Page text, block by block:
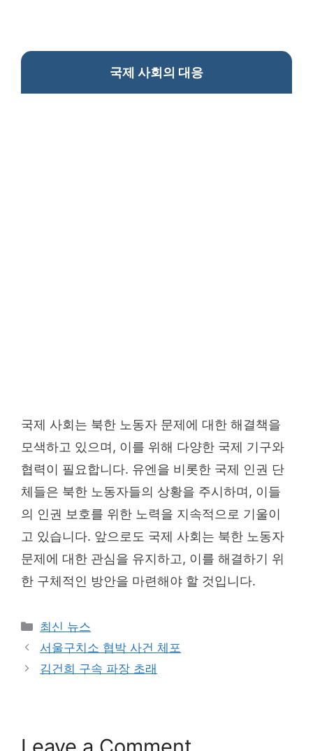
국제 사회의 대응
국제 사회는 북한 노동자 문제에 대한 해결책을
모색하고 있으며, 이를 위해 다양한 국제 기구와
협력이 필요합니다. 유엔을 비롯한 국제 인권 단
체들은 북한 노동자들의 상황을 주시하며, 이들
의 인권 보호를 위한 노력을 지속적으로 기울이
고 있습니다. 앞으로도 국제 사회는 북한 노동자
문제에 대한 관심을 유지하고, 이를 해결하기 위
한 구체적인 방안을 마련해야 할 것입니다.
Categories
최신 뉴스
서울구치소 협박 사건 체포
김건희 구속 파장 초래